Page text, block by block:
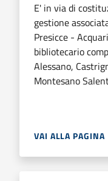
E' in via di
gestione
Presicce -
bibliotecario
Alessano,
Montesano
VAI ALLA PAGINA